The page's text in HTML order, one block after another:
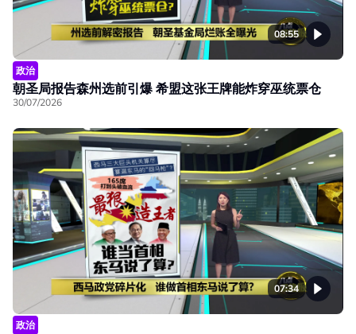
08:55
政治
朝圣局报告森州选前引爆 希盟这张王牌能炸穿巫统票仓
30/07/2026
07:34
政治